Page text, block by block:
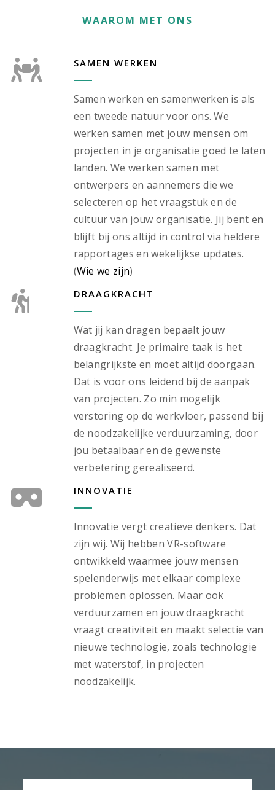
WAAROM MET ONS
SAMEN WERKEN
Samen werken en samenwerken is als
een tweede natuur voor ons. We
werken samen met jouw mensen om
projecten in je organisatie goed te laten
landen. We werken samen met
ontwerpers en aannemers die we
selecteren op het vraagstuk en de
cultuur van jouw organisatie. Jij bent en
blijft bij ons altijd in control via heldere
rapportages en wekelijkse updates.
(Wie we zijn)
DRAAGKRACHT
Wat jij kan dragen bepaalt jouw
draagkracht. Je primaire taak is het
belangrijkste en moet altijd doorgaan.
Dat is voor ons leidend bij de aanpak
van projecten. Zo min mogelijk
verstoring op de werkvloer, passend bij
de noodzakelijke verduurzaming, door
jou betaalbaar en de gewenste
verbetering gerealiseerd.
INNOVATIE
Innovatie vergt creatieve denkers. Dat
zijn wij. Wij hebben VR-software
ontwikkeld waarmee jouw mensen
spelenderwijs met elkaar complexe
problemen oplossen. Maar ook
verduurzamen en jouw draagkracht
vraagt creativiteit en maakt selectie van
nieuwe technologie, zoals technologie
met waterstof, in projecten
noodzakelijk.